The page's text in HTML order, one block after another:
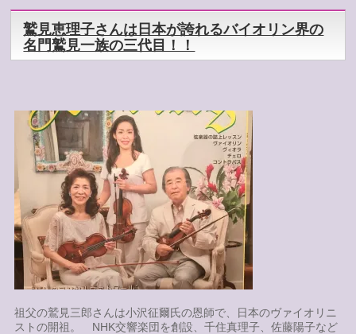
鷲見恵理子さんは日本が誇れるバイオリン界の
名門鷲見一族の三代目！！
祖父の鷲見三郎さんは小沢征爾氏の恩師で、日本のヴァイオリニ
ストの開祖。 NHK交響楽団を創設、千住真理子、佐藤陽子など